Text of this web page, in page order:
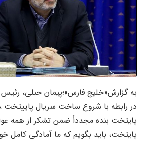
به گزارش«خلیج فارس»؛پیمان جبلی،
پایتخت بنده مجدداً ضمن تشکر از همه
پایتخت، باید بگویم که ما آمادگی کامل